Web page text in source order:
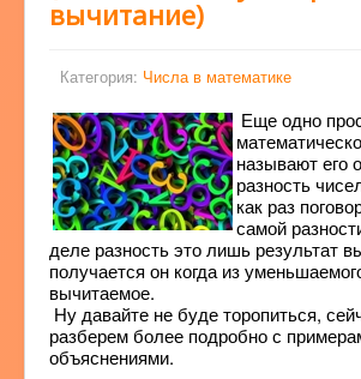
вычитание)
Категория: Числа в математике
Еще одно
называют его
разность
как раз
самой
деле разность это лишь результат
получается он когда из
вычитаемое.
Ну давайте не буде торопиться,
разберем более подробно с
объяснениями.